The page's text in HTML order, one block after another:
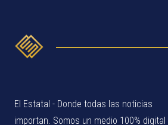
El Estatal - Donde todas las noticias
importan. Somos un medio 100% digital